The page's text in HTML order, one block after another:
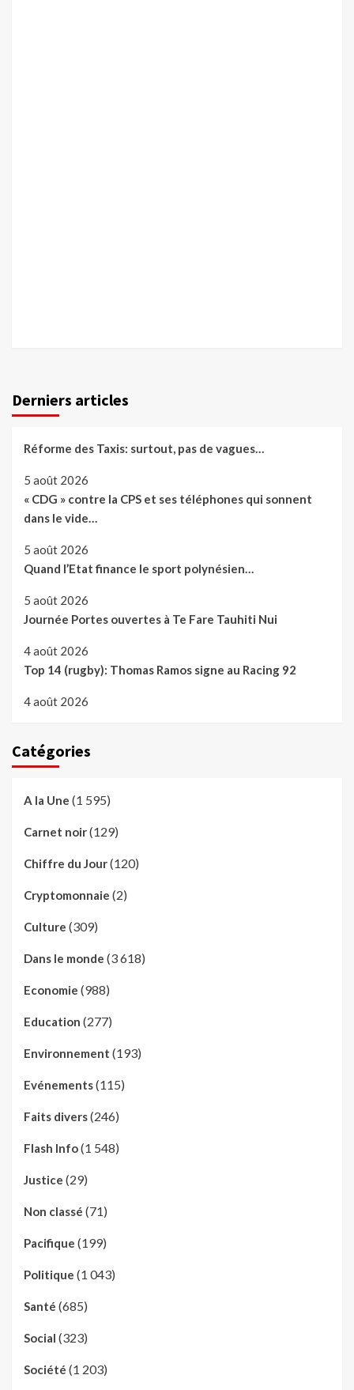
Derniers articles
Réforme des Taxis: surtout, pas de vagues…
5 août 2026
« CDG » contre la CPS et ses téléphones qui sonnent
dans le vide…
5 août 2026
Quand l’Etat finance le sport polynésien…
5 août 2026
Journée Portes ouvertes à Te Fare Tauhiti Nui
4 août 2026
Top 14 (rugby): Thomas Ramos signe au Racing 92
4 août 2026
Catégories
A la Une (1 595)
Carnet noir(129)
Chiffre du Jour(120)
Cryptomonnaie (2)
Culture (309)
Dans le monde (3 618)
Economie (988)
Education (277)
Environnement (193)
Evénements(115)
Faits divers(246)
Flash Info(1 548)
Justice (29)
Non classé (71)
Pacifique (199)
Politique (1 043)
Santé (685)
Social (323)
Société (1 203)